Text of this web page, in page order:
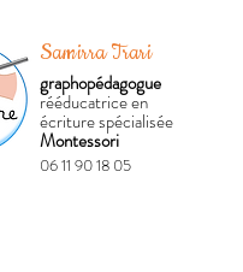
Samirra Trari
graphopédagogue
rééducatrice en
écriture spécialisée
Montessori
06 11 90 18 05